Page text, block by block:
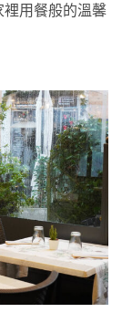
用餐般的溫馨